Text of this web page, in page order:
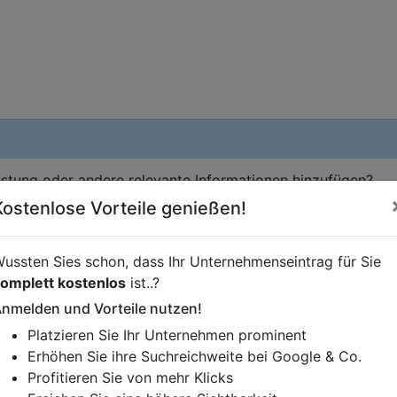
oder andere relevante Informationen hinzufügen?
Gerne erweitern wir Ihren Firmeneintrag um
Ihren Wettbewerbern abheben.
Vorteile genießen!
Sies schon, dass Ihr Unternehmenseintrag für Sie
kostenlos ist..?
und Vorteile nutzen!
Platzieren Sie Ihr Unternehmen prominent
Erhöhen Sie ihre Suchreichweite bei Google & Co.
Profitieren Sie von mehr Klicks